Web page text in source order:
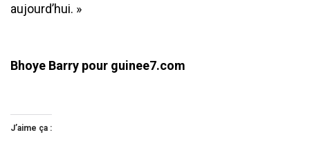
aujourd’hui. »
Bhoye Barry pour guinee7.com
J’aime ça :